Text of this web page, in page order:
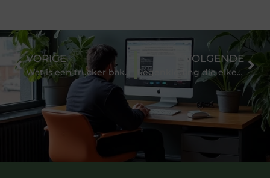
VORIGE
Wat is een trucker bakkie?
VOLGENDE
Regenkleding die elke werkende vrouw zou moeten hebben